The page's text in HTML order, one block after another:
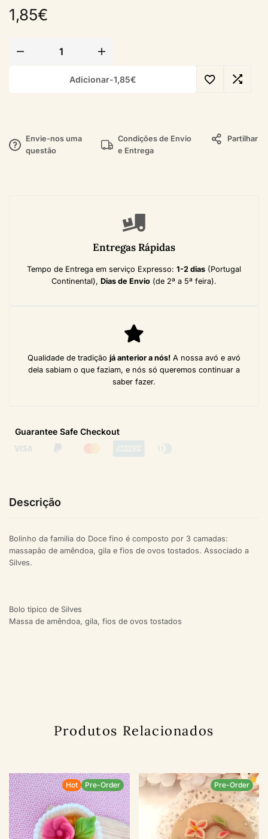
1,85€
Adicionar-1,85€
Envie-nos uma
questão
Condições de Envio
e Entrega
Partilhar
Entregas Rápidas
Tempo de Entrega em serviço Expresso: 1-2 dias (Portugal
Continental), Dias de Envio (de 2ª a 5ª feira).
Qualidade de tradição já anterior a nós! A nossa avó e avó
dela sabiam o que faziam, e nós só queremos continuar a
saber fazer.
Guarantee Safe Checkout
Descrição
Bolinho da familia do Doce fino é composto por 3 camadas:
massapão de amêndoa, gila e fios de ovos tostados. Associado a
Silves.
Bolo tipico de Silves
Massa de amêndoa, gila, fios de ovos tostados
Produtos Relacionados
Hot Pre-Order Pre-Order